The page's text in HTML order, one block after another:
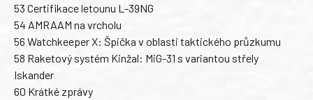
53 Certifikace letounu L-39NG
54 AMRAAM na vrcholu
56 Watchkeeper X: Špička v oblasti taktického průzkumu
58 Raketový systém Kinžal: MiG-31 s variantou střely
Iskander
60 Krátké zprávy